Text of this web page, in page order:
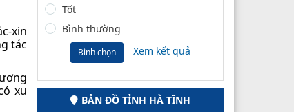
xin
tác
xu
Tốt
Bình thường
Bình chọn Xem kết quả
BẢN ĐỒ TỈNH HÀ TĨNH